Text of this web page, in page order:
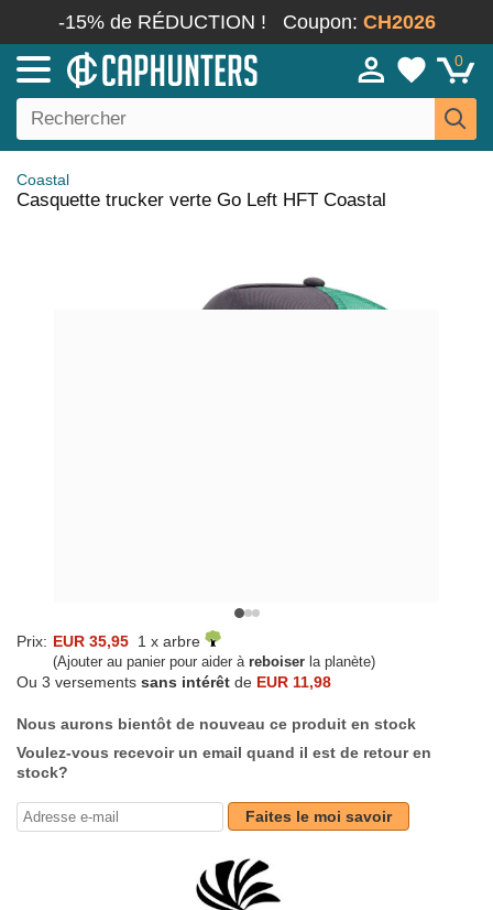
-15% de RÉDUCTION ! Coupon: CH2026
0
Coastal
Casquette trucker verte Go Left HFT Coastal
Prix: EUR 35,95 1 x arbre
(Ajouter au panier pour aider à reboiser la planète)
Ou 3 versements sans intérêt de EUR 11,98
Nous aurons bientôt de nouveau ce produit en stock
Voulez-vous recevoir un email quand il est de retour en
stock?
Faites le moi savoir